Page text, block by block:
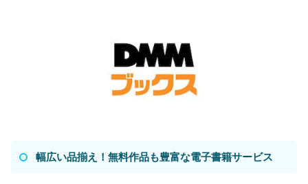
幅広い品揃え！無料作品も豊富な電子書籍サービス